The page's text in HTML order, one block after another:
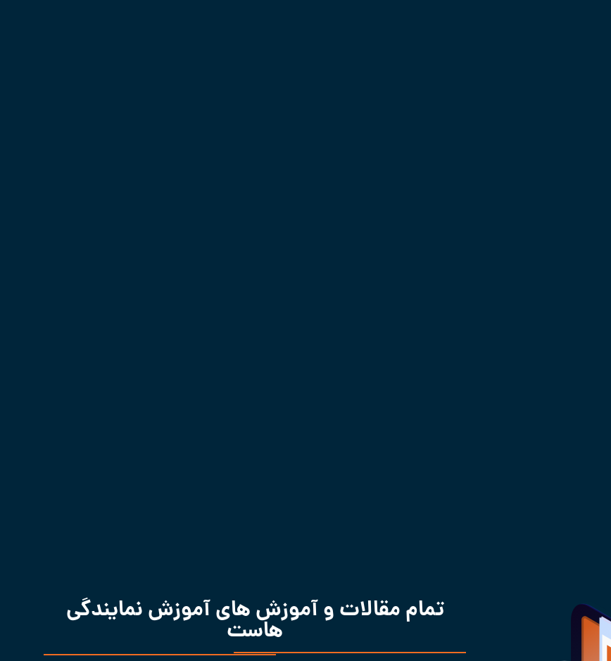
تمام مقالات و آموزش های آموزش نمایندگی
هاست